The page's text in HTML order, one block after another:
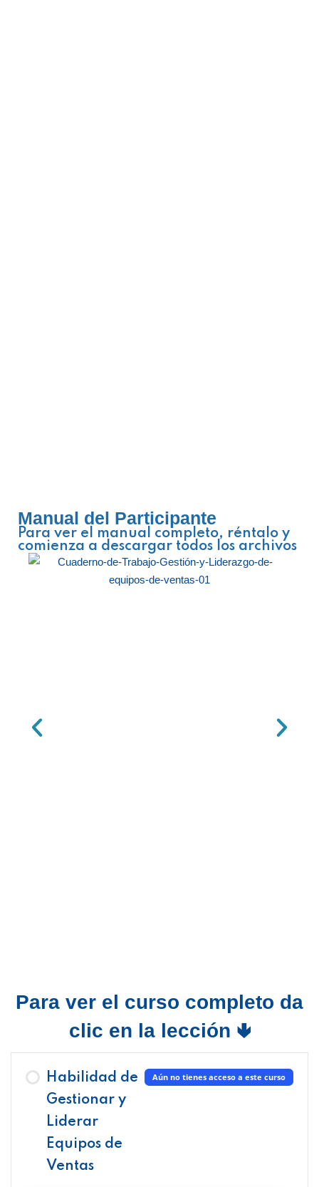
Manual del Participante
Para ver el manual completo, réntalo y
comienza a descargar todos los archivos
Para ver el curso completo da
clic en la lección 🢃
Habilidad de
Gestionar y
Liderar
Equipos de
Ventas
Aún no tienes acceso a este curso